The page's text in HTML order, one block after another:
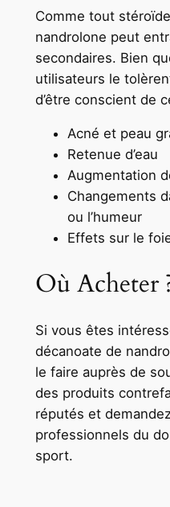
Comme tout
nandrolone peut
secondaires. Bien
utilisateurs le
d’être conscient de
Acné et peau
Retenue d’eau
Augmentation
Changements
ou l’humeur
Effets sur le
Où Acheter
Si vous êtes
décanoate de
le faire auprès de
des produits
réputés et
professionnels du
sport.